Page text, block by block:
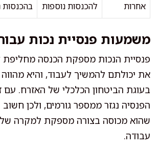
אחרות
להכנסות נוספות
בהכנסות
משמעות פנסיית נכות
פנסיית הנכות מספקת הכנסה מחליפת
את יכולתם להמשיך לעבוד, והיא
בעוגת הביטחון הכלכלי של האזרח. עם
הפנסיה נגזר ממספר גורמים, ולכן
שהוא מכוסה בצורה מספקת למקרה של
עבודה.